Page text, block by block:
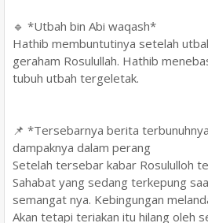
🔹 *Utbah bin Abi waqash*
Hathib membuntutinya setelah
geraham Rosulullah. Hathib
tubuh utbah tergeletak.
📌 *Tersebarnya berita
dampaknya dalam perang
Setelah tersebar kabar Rosululloh
Sahabat yang sedang terkepung
semangat nya. Kebingungan
Akan tetapi teriakan itu hilang oleh